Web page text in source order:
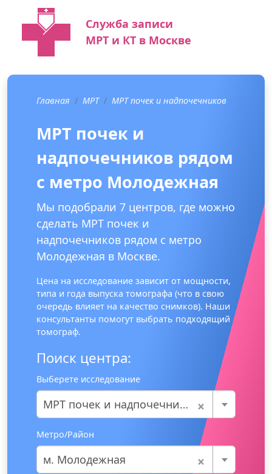
Служба записи
МРТ и КТ в Москве
Главная МРТ МРТ почек и надпочечников
МРТ почек и
надпочечников рядом
с метро Молодежная
Мы подобрали 7 центров, где можно
сделать МРТ почек и
надпочечников рядом с метро
Молодежная в Москве.
Цена на исследование зависит от мощности,
типа и года выпуска томографа (что в свою
очередь влияет на качество снимков). Наши
консультанты помогут выбрать подходящий
томограф.
Поиск центра:
Выберете исследование
×
МРТ почек и надпочечников
Метро/Район
×
м. Молодежная